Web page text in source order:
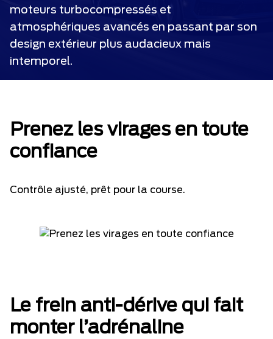
moteurs turbocompressés et
atmosphériques avancés en passant par son
design extérieur plus audacieux mais
intemporel.
Prenez les virages en toute
confiance
Contrôle ajusté, prêt pour la course.
Le frein anti-dérive qui fait
monter l’adrénaline